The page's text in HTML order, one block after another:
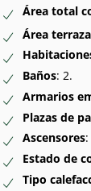
Área total
Área terraza
Baños: 2.
Armarios
Plazas de
Ascensores
Estado de
Tipo